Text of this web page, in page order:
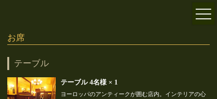
お席
テーブル
テーブル4名様 × 1
ヨーロッパのアンティークが囲む店内。インテリアの心